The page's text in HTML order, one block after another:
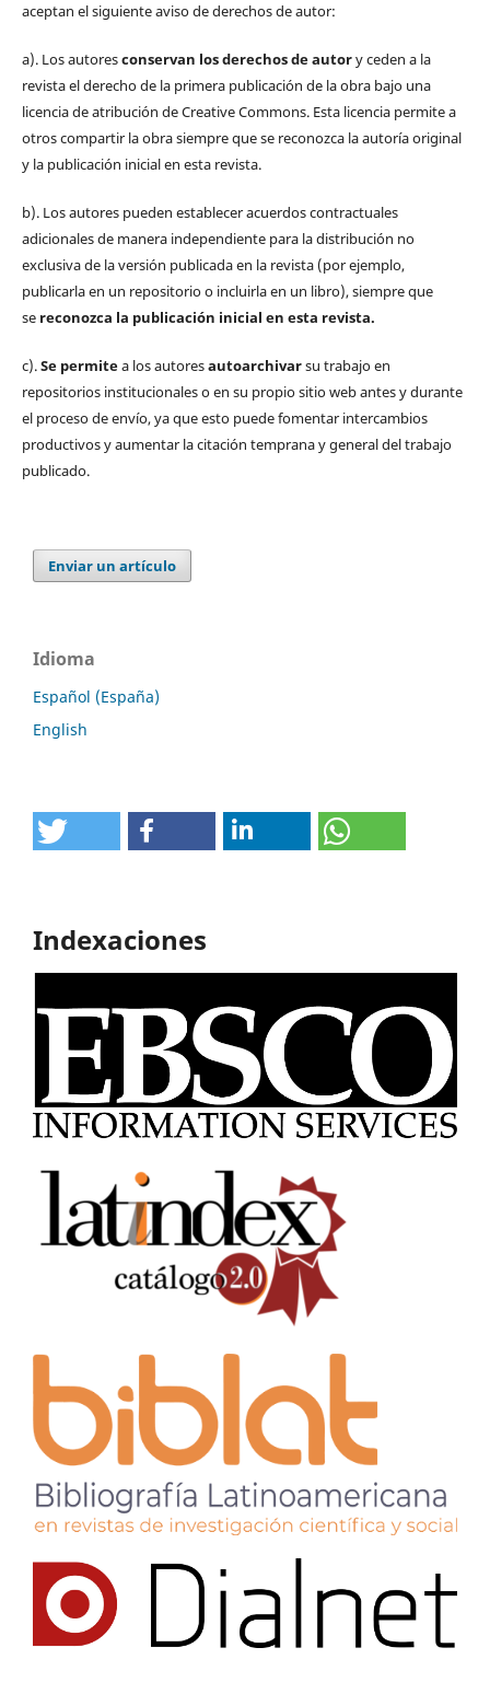
aceptan el siguiente aviso de derechos de autor:
a). Los autoresconservan los derechos de autory ceden a la
revista el derecho de la primera publicación de la obra bajo una
licencia de atribución de Creative Commons. Esta licencia permite a
otros compartir la obra siempre que se reconozca la autoría original
y la publicación inicial en esta revista.
b). Los autores pueden establecer acuerdos contractuales
adicionales de manera independiente para la distribución no
exclusiva de la versión publicada en la revista (por ejemplo,
publicarla en un repositorio o incluirla en un libro), siempre que
sereconozca la publicación inicial en esta revista.
c).Se permitea los autoresautoarchivarsu trabajo en
repositorios institucionales o en su propio sitio web antes y durante
el proceso de envío, ya que esto puede fomentar intercambios
productivos y aumentar la citación temprana y general del trabajo
publicado.
Enviar un artículo
Idioma
Español (España)
English
Indexaciones